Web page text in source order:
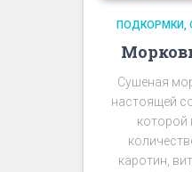
ПОДКОРМКИ,
Сушеная
настоящей
которой
каротин,